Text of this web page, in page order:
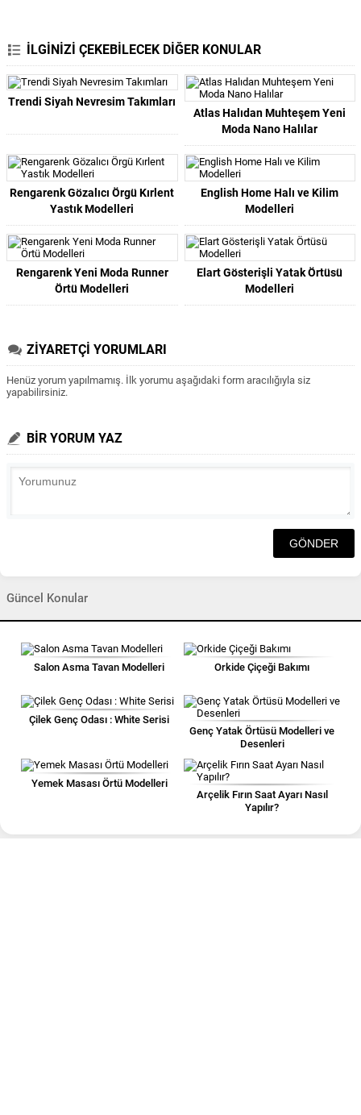
İLGİNİZİ ÇEKEBİLECEK DİĞER KONULAR
Trendi Siyah Nevresim Takımları
Atlas Halıdan Muhteşem Yeni
Moda Nano Halılar
Rengarenk Gözalıcı Örgü Kırlent
Yastık Modelleri
English Home Halı ve Kilim
Modelleri
Rengarenk Yeni Moda Runner
Örtü Modelleri
Elart Gösterişli Yatak Örtüsü
Modelleri
ZİYARETÇİ YORUMLARI
Henüz yorum yapılmamış. İlk yorumu aşağıdaki form aracılığıyla siz
yapabilirsiniz.
BİR YORUM YAZ
Güncel Konular
Salon Asma Tavan Modelleri Orkide Çiçeği Bakımı
Çilek Genç Odası : White Serisi
Genç Yatak Örtüsü Modelleri ve
Desenleri
Yemek Masası Örtü Modelleri
Arçelik Fırın Saat Ayarı Nasıl
Yapılır?